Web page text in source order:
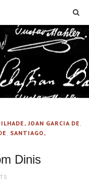
JOAN GARCIA DE,
, SANTIAGO,
Dinis